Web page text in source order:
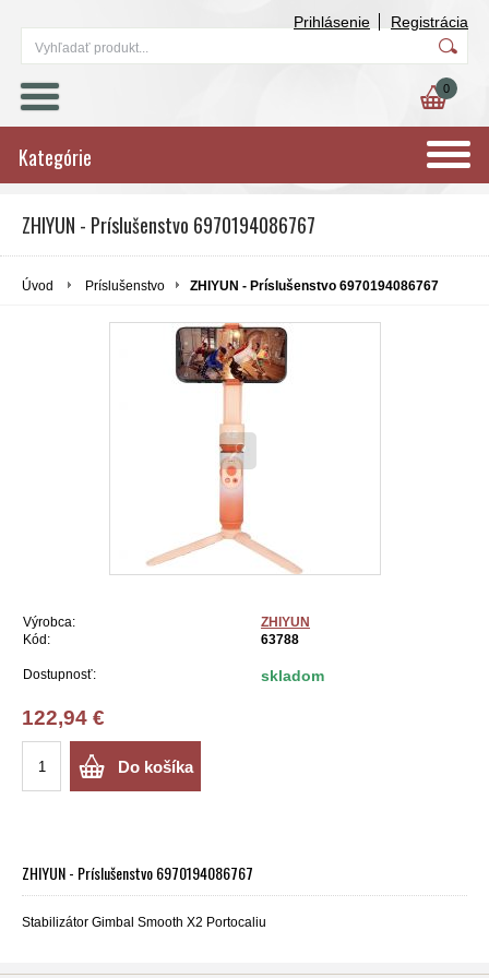
Prihlásenie Registrácia
0
Kategórie
ZHIYUN - Príslušenstvo 6970194086767
Úvod Príslušenstvo ZHIYUN - Príslušenstvo 6970194086767
Výrobca:
ZHIYUN
Kód:
63788
Dostupnosť: skladom
122,94 €
Do košíka
ZHIYUN - Príslušenstvo 6970194086767
Stabilizátor Gimbal Smooth X2 Portocaliu